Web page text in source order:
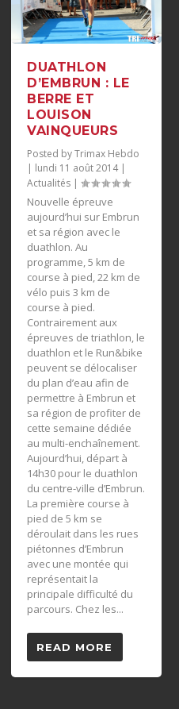
DUATHLON
D’EMBRUN : LE
BERRE ET
LOUISON
VAINQUEURS
Posted byTrimax Hebdo
| lundi 11 août 2014|
Actualités |
Nouvelle épreuve
aujourd’hui sur Embrun
et sa région avec le
duathlon. Au
programme, 5 km de
course à pied, 22 km de
vélo puis 3 km de
course à pied.
Contrairement aux
épreuves de triathlon, le
duathlon et le Run&bike
peuvent se délocaliser
du plan d’eau afin de
permettre à Embrun et
sa région de profiter de
cette semaine dédiée
au multi-enchaînement.
Aujourd’hui, départ à
14h30 pour le duathlon
du centre-ville d’Embrun.
La première course à
pied de 5 km se
déroulait dans les rues
piétonnes d’Embrun
avec une montée qui
représentait la
principale difficulté du
parcours. Chez les...
READ MORE